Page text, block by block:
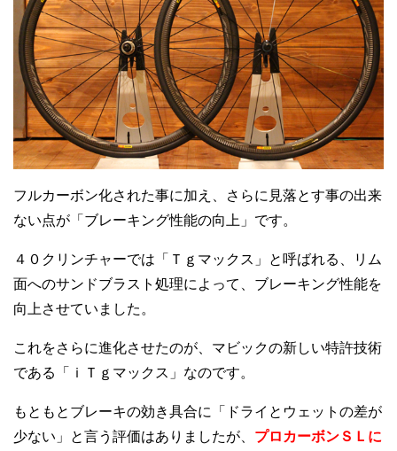
フルカーボン化された事に加え、さらに見落とす事の出来
ない点が「ブレーキング性能の向上」です。
４０クリンチャーでは「Ｔｇマックス」と呼ばれる、リム
面へのサンドブラスト処理によって、ブレーキング性能を
向上させていました。
これをさらに進化させたのが、マビックの新しい特許技術
である「ｉＴｇマックス」なのです。
もともとブレーキの効き具合に「ドライとウェットの差が
少ない」と言う評価はありましたが、 プロカーボンＳＬに